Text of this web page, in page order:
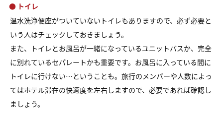
● トイレ
温水洗浄便座がついていないトイレもありますので、必ず必要と
いう人はチェックしておきましょう。
また、トイレとお風呂が一緒になっているユニットバスか、完全
に別れているセパレートかも重要です。お風呂に入っている間に
トイレに行けない…ということも。旅行のメンバーや人数によっ
てはホテル滞在の快適度を左右しますので、必要であれば確認し
ましょう。